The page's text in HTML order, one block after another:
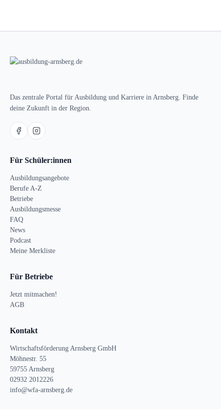
Das zentrale Portal für Ausbildung und Karriere in Arnsberg. Finde
deine Zukunft in der Region.
Für Schüler:innen
Ausbildungsangebote
Berufe A-Z
Betriebe
Ausbildungsmesse
FAQ
News
Podcast
Meine Merkliste
Für Betriebe
Jetzt mitmachen!
AGB
Kontakt
Wirtschaftsförderung Arnsberg GmbH
Möhnestr. 55
59755 Arnsberg
02932 2012226
info@wfa-arnsberg.de